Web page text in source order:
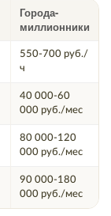
Города-
миллионники
550-700 руб./
ч
40 000-60
000 руб./мес
80 000-120
000 руб./мес
90 000-180
000 руб./мес